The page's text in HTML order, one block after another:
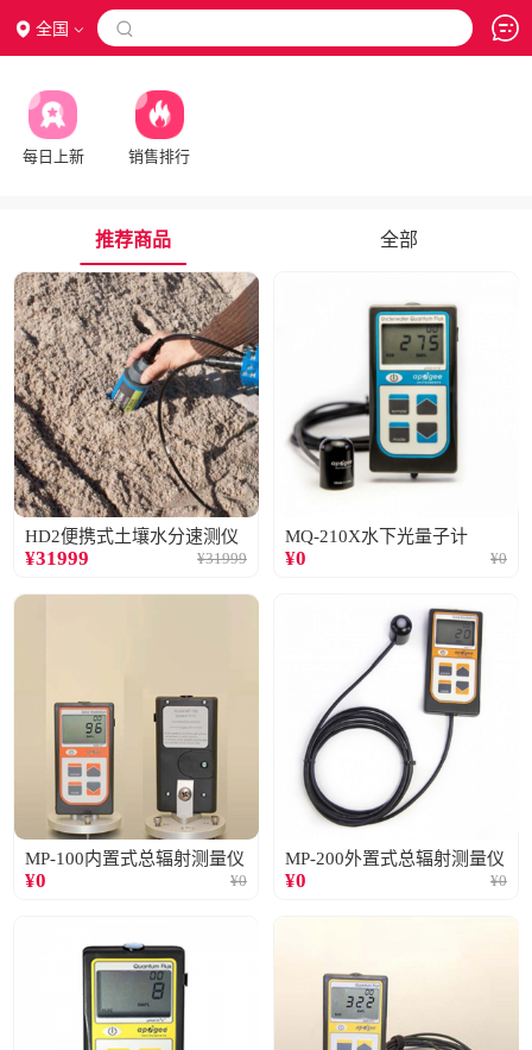
全国 
每日上新 销售排行
推荐商品 全部
HD2便携式土壤水分速测仪
¥31999 ¥31999
MQ-210X水下光量子计
¥0 ¥0
MP-100内置式总辐射测量仪
¥0 ¥0
MP-200外置式总辐射测量仪
¥0 ¥0